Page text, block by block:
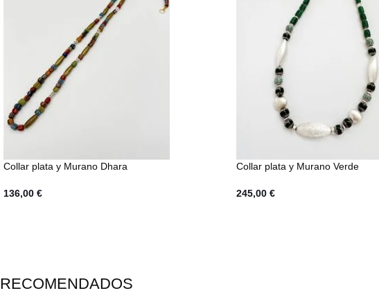
Collar plata y Murano Dhara
136,00 €
Collar plata y Murano Verde
245,00 €
RECOMENDADOS